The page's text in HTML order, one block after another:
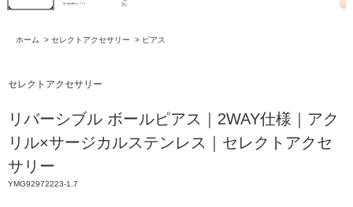
ホーム > セレクトアクセサリー > ピアス
セレクトアクセサリー
リバーシブル ボールピアス｜2WAY仕様｜アク
リル×サージカルステンレス｜セレクトアクセ
サリー
YMG92972223-1.7